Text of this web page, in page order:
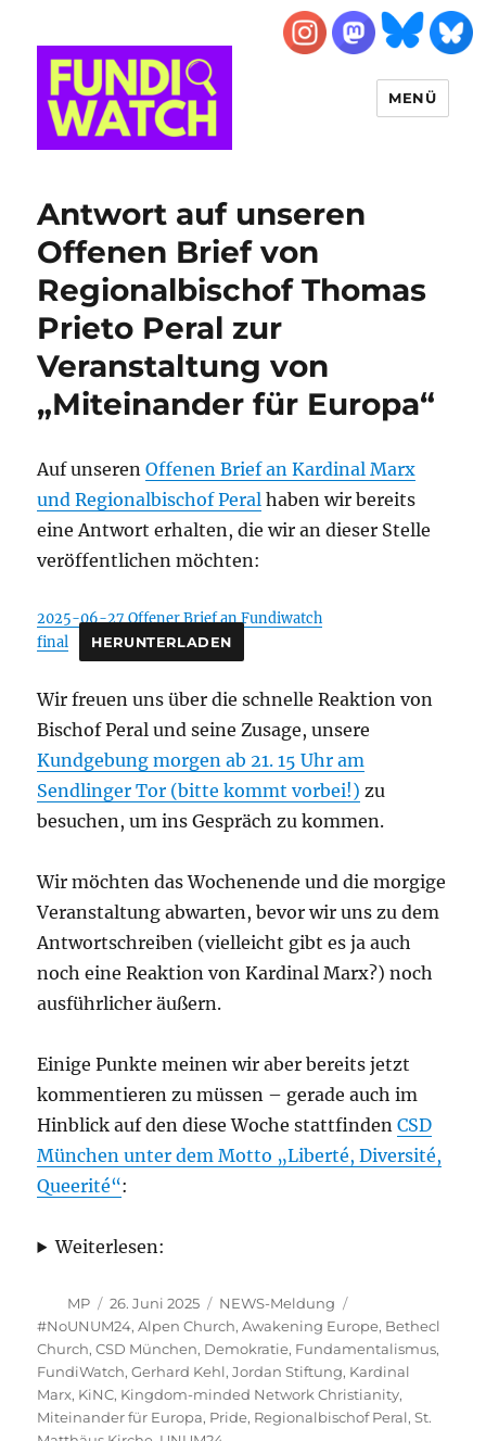
MENÜ
Antwort auf unseren
Offenen Brief von
Regionalbischof Thomas
Prieto Peral zur
Veranstaltung von
„Miteinander für Europa“
Auf unserenOffenen Brief an Kardinal Marx
und Regionalbischof Peral haben wir bereits
eine Antwort erhalten, die wir an dieser Stelle
veröffentlichen möchten:
2025-06-27 Offener Brief an Fundiwatch
final
HERUNTERLADEN
Wir freuen uns über die schnelle Reaktion von
Bischof Peral und seine Zusage, unsere
Kundgebung morgen ab 21. 15 Uhr am
Sendlinger Tor (bitte kommt vorbei!) zu
besuchen, um ins Gespräch zu kommen.
Wir möchten das Wochenende und die morgige
Veranstaltung abwarten, bevor wir uns zu dem
Antwortschreiben (vielleicht gibt es ja auch
noch eine Reaktion von Kardinal Marx?) noch
ausführlicher äußern.
Einige Punkte meinen wir aber bereits jetzt
kommentieren zu müssen – gerade auch im
Hinblick auf den diese Woche stattfindenCSD
München unter dem Motto „Liberté, Diversité,
Queerité“:
Weiterlesen:
Autor
MP
Veröffentlicht
am
26. Juni 2025 Kategorien
NEWS-Meldung
#NoUNUM24,Alpen Church,Awakening Europe, Bethecl
Church,CSD München, Demokratie, Fundamentalismus,
FundiWatch,Gerhard Kehl,Jordan Stiftung, Kardinal
Marx, KiNC, Kingdom-minded Network Christianity,
Miteinander für Europa, Pride, Regionalbischof Peral,St.